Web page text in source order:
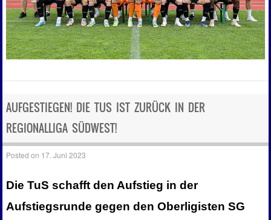
AUFGESTIEGEN! DIE TUS IST ZURÜCK IN DER
REGIONALLIGA SÜDWEST!
Posted on 17. Juni 2023
Die TuS schafft den Aufstieg in der
Aufstiegsrunde gegen den Oberligisten SG